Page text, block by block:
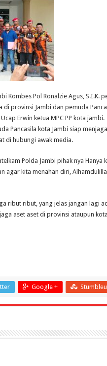
Kombes Pol Ronalzie Agus, S.I.K.
di provinsi Jambi dan pemuda
Erwin ketua MPC PP kota jambi.
Pancasila kota Jambi siap
di hubungi awak media.
Polda Jambi pihak nya Hanya
agar kita menahan diri,
ribut ribut, yang jelas jangan lagi
aset aset di provinsi ataupun
Google +